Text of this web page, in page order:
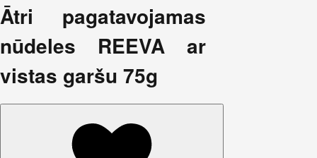
Ātri pagatavojamas
nūdeles REEVA ar
vistas garšu 75g